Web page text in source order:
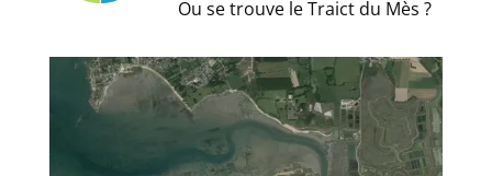
Ou se trouve le Traict du Mès ?